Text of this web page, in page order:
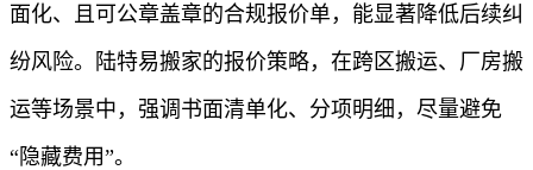
面化、且可公章盖章的合规报价单，能显著降低后续纠
纷风险。陆特易搬家的报价策略，在跨区搬运、厂房搬
运等场景中，强调书面清单化、分项明细，尽量避免
“隐藏费用”。